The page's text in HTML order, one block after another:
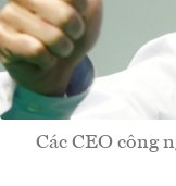
Các CEO công